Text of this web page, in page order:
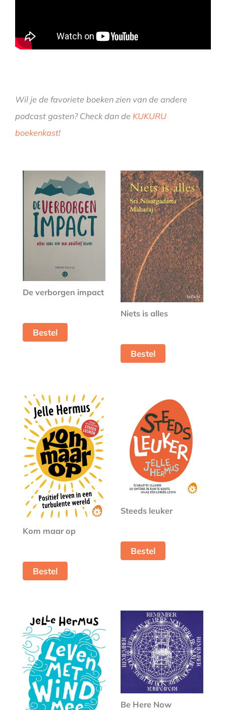
Wil je de favoriete boeken zien van de andere
podcast gasten? Check dan de KUKURU
boekenkast!
De verborgen impact
Bestel
Niets is alles
Bestel
Kom maar op
Bestel
Steeds leuker
Bestel
Be Here Now